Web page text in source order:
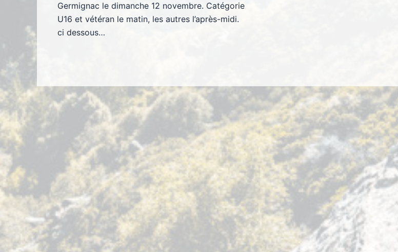
Germignac le dimanche 12 novembre. Catégorie
U16 et vétéran le matin, les autres l’après-midi.
ci dessous…